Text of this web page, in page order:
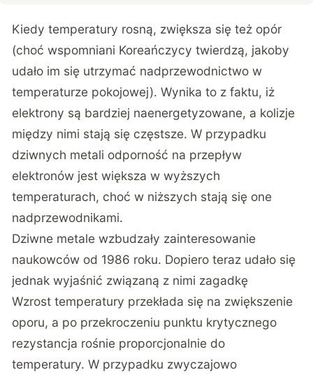
Kiedy temperatury rosną, zwiększa się też opór
(choć wspomniani Koreańczycy twierdzą, jakoby
udało im się utrzymać nadprzewodnictwo w
temperaturze pokojowej). Wynika to z faktu, iż
elektrony są bardziej naenergetyzowane, a kolizje
między nimi stają się częstsze. W przypadku
dziwnych metali odporność na przepływ
elektronów jest większa w wyższych
temperaturach, choć w niższych stają się one
nadprzewodnikami.
Dziwne metale wzbudzały zainteresowanie
naukowców od 1986 roku. Dopiero teraz udało się
jednak wyjaśnić związaną z nimi zagadkę
Wzrost temperatury przekłada się na zwiększenie
oporu, a po przekroczeniu punktu krytycznego
rezystancja rośnie proporcjonalnie do
temperatury. W przypadku zwyczajowo